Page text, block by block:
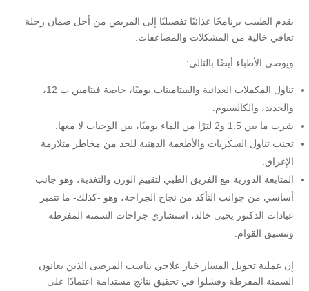
يقدم الطبيب برنامجًا غذائيًا تفصيليًا إلى المريض من أجل ضمان رحلة
تعافي خالية من المشكلات والمضاعفات.
ويوصى الأطباء أيضًا بالتالي:
تناول المكملات الغذائية والفيتامينات يوميًا، خاصة فيتامين ب 12،
والحديد، والكالسيوم.
شرب ما بين 1.5 و2 لترًا من الماء يوميًا، بين الوجبات لا معها.
تجنب تناول السكريات والأطعمة الدهنية للحد من مخاطر متلازمة
الإغراق.
المتابعة الدورية مع الفريق الطبي لتقييم الوزن والتغذية، وهو جانب
أساسي من جوانب التأكد من نجاح الجراحة، وهو -كذلك- ما تتميز
عيادات الدكتور يحيى خالد، استشاري جراحات السمنة المفرطة
وتنسيق القوام.
إن عملية تحويل المسار خيار علاجي يناسب المرضى الذين يعانون
السمنة المفرطة وفشلوا في تحقيق نتائج مستدامة اعتمادًا على